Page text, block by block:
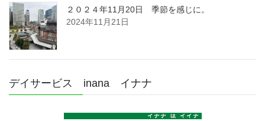
２０２４年11月20日 季節を感じに。
2024年11月21日
デイサービス inana イナナ